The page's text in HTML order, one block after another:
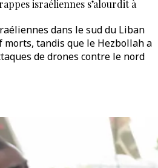
israéliennes s’alourdit à
dans le sud du Liban
tandis que le Hezbollah a
de drones contre le nord